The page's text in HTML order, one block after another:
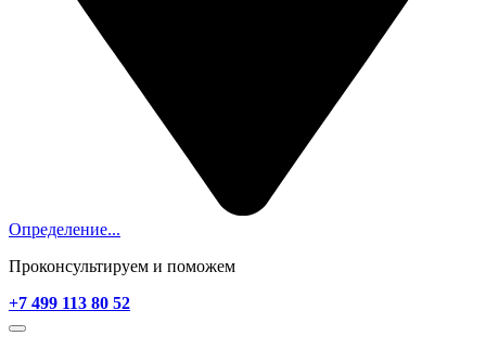
Определение...
Проконсультируем и поможем
+7 499 113 80 52